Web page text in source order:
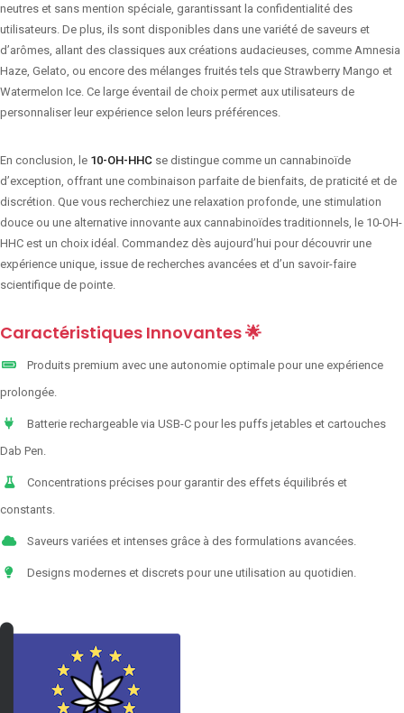
neutres et sans mention spéciale, garantissant la confidentialité des
utilisateurs. De plus, ils sont disponibles dans une variété de saveurs et
d’arômes, allant des classiques aux créations audacieuses, comme Amnesia
Haze, Gelato, ou encore des mélanges fruités tels que Strawberry Mango et
Watermelon Ice. Ce large éventail de choix permet aux utilisateurs de
personnaliser leur expérience selon leurs préférences.
En conclusion, le 10-OH-HHC se distingue comme un cannabinoïde
d’exception, offrant une combinaison parfaite de bienfaits, de praticité et de
discrétion. Que vous recherchiez une relaxation profonde, une stimulation
douce ou une alternative innovante aux cannabinoïdes traditionnels, le 10-OH-
HHC est un choix idéal. Commandez dès aujourd’hui pour découvrir une
expérience unique, issue de recherches avancées et d’un savoir-faire
scientifique de pointe.
Caractéristiques Innovantes 🌟
Produits premium avec une autonomie optimale pour une expérience
prolongée.
Batterie rechargeable via USB-C pour les puffs jetables et cartouches
Dab Pen.
Concentrations précises pour garantir des effets équilibrés et
constants.
Saveurs variées et intenses grâce à des formulations avancées.
Designs modernes et discrets pour une utilisation au quotidien.